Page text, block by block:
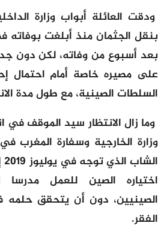
ودقت العائلة أبواب وزارة
بعد أسبوع من وفاته، لكن دون
على مصيره خاصة أمام احتمال
السلطات الصينية، مع طول مدة
وما زال الانتظار سيد الموقف
وزارة الخارجية وسفارة المغرب
اختياره الصين للعمل مدرسا
الصينيين، دون أن يتحقق حلمه
الفقر.